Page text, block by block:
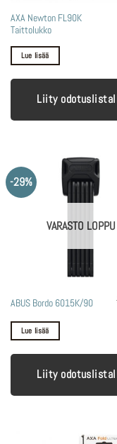
AXA Newton FL90K
Taittolukko
Lue lisää
Liity
-29%
VARASTO LOPPU
ABUS Bordo 6015K/90
Lue lisää
Liity